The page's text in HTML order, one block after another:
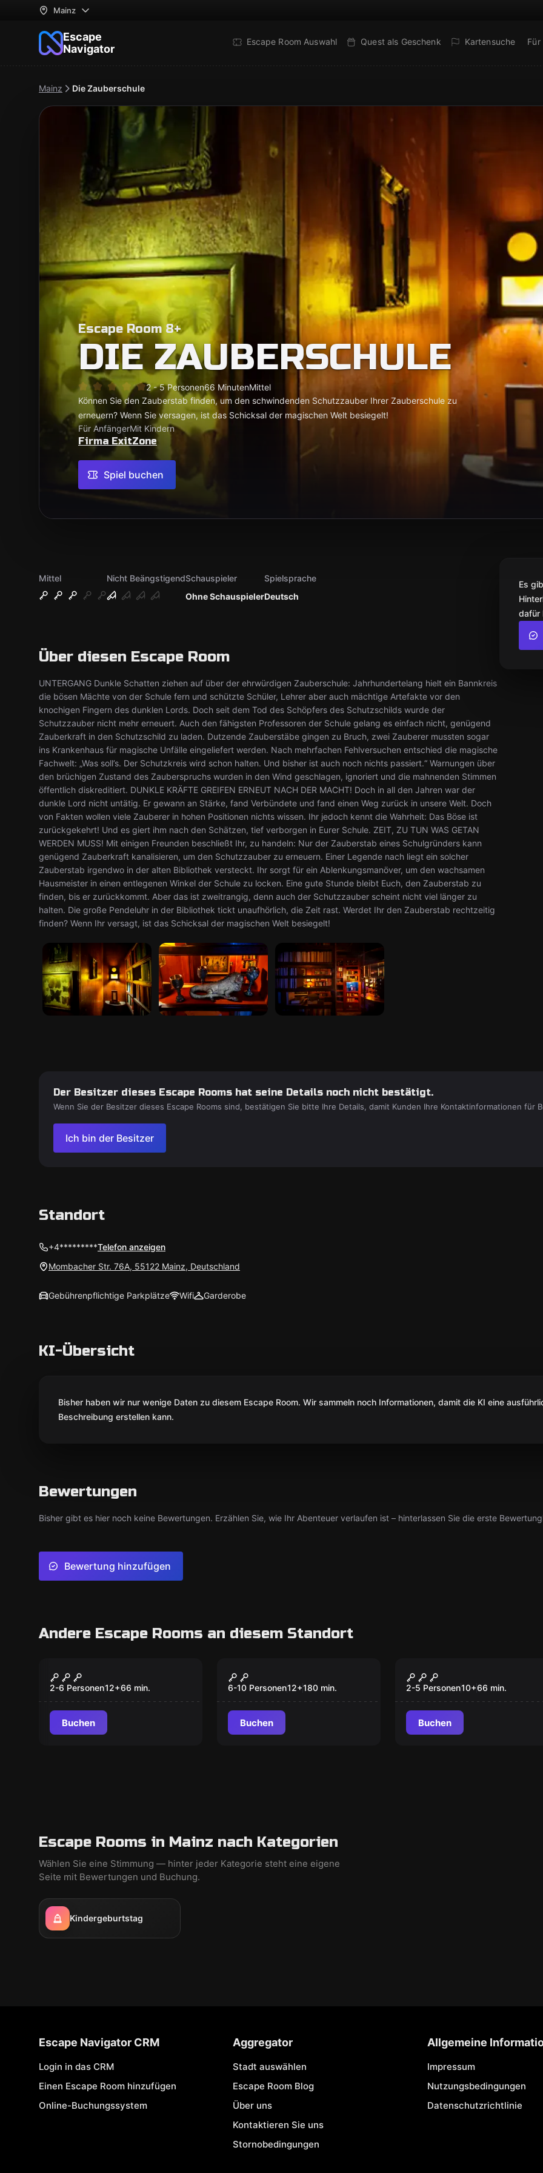
Mainz
Escape
Navigator
Escape Room Auswahl Quest als Geschenk Kartensuche Für
Mainz Die Zauberschule
Escape Room 8+
DIE ZAUBERSCHULE
2 - 5 Personen66 MinutenMittel
Können Sie den Zauberstab finden, um den schwindenden Schutzzauber Ihrer Zauberschule zu
erneuern? Wenn Sie versagen, ist das Schicksal der magischen Welt besiegelt!
Für AnfängerMit Kindern
Firma ExitZone
Spiel buchen
Mittel
Nicht Beängstigend
Ohne Schauspieler
Schauspieler
Deutsch
Spielsprache
Über diesen Escape Room
UNTERGANG Dunkle Schatten ziehen auf über der ehrwürdigen Zauberschule: Jahrhundertelang hielt ein Bannkreis
die bösen Mächte von der Schule fern und schützte Schüler, Lehrer aber auch mächtige Artefakte vor den
knochigen Fingern des dunklen Lords. Doch seit dem Tod des Schöpfers des Schutzschilds wurde der
Schutzzauber nicht mehr erneuert. Auch den fähigsten Professoren der Schule gelang es einfach nicht, genügend
Zauberkraft in den Schutzschild zu laden. Dutzende Zauberstäbe gingen zu Bruch, zwei Zauberer mussten sogar
ins Krankenhaus für magische Unfälle eingeliefert werden. Nach mehrfachen Fehlversuchen entschied die magische
Fachwelt: „Was soll’s. Der Schutzkreis wird schon halten. Und bisher ist auch noch nichts passiert.“ Warnungen über
den brüchigen Zustand des Zauberspruchs wurden in den Wind geschlagen, ignoriert und die mahnenden Stimmen
öffentlich diskreditiert. DUNKLE KRÄFTE GREIFEN ERNEUT NACH DER MACHT! Doch in all den Jahren war der
dunkle Lord nicht untätig. Er gewann an Stärke, fand Verbündete und fand einen Weg zurück in unsere Welt. Doch
von Fakten wollen viele Zauberer in hohen Positionen nichts wissen. Ihr jedoch kennt die Wahrheit: Das Böse ist
zurückgekehrt! Und es giert ihm nach den Schätzen, tief verborgen in Eurer Schule. ZEIT, ZU TUN WAS GETAN
WERDEN MUSS! Mit einigen Freunden beschließt Ihr, zu handeln: Nur der Zauberstab eines Schulgründers kann
genügend Zauberkraft kanalisieren, um den Schutzzauber zu erneuern. Einer Legende nach liegt ein solcher
Zauberstab irgendwo in der alten Bibliothek versteckt. Ihr sorgt für ein Ablenkungsmanöver, um den wachsamen
Hausmeister in einen entlegenen Winkel der Schule zu locken. Eine gute Stunde bleibt Euch, den Zauberstab zu
finden, bis er zurückkommt. Aber das ist zweitrangig, denn auch der Schutzzauber scheint nicht viel länger zu
halten. Die große Pendeluhr in der Bibliothek tickt unaufhörlich, die Zeit rast. Werdet Ihr den Zauberstab rechtzeitig
finden? Wenn Ihr versagt, ist das Schicksal der magischen Welt besiegelt!
Es
dafür
Der Besitzer dieses Escape Rooms hat seine Details noch nicht bestätigt.
Wenn Sie der Besitzer dieses Escape Rooms sind, bestätigen Sie bitte Ihre Details, damit Kunden Ihre Kontaktinformationen für
Ich bin der Besitzer
Standort
+4*********Telefon anzeigen
Mombacher Str. 76A, 55122 Mainz, Deutschland
Gebührenpflichtige Parkplätze Wifi Garderobe
KI-Übersicht
Bisher haben wir nur wenige Daten zu diesem Escape Room. Wir sammeln noch Informationen, damit die KI eine
Beschreibung erstellen kann.
Bewertungen
Bisher gibt es hier noch keine Bewertungen. Erzählen Sie, wie Ihr Abenteuer verlaufen ist – hinterlassen Sie die erste
Bewertung hinzufügen
Andere Escape Rooms an diesem Standort
Der Angriff X
2-6 Personen12+66 min.
Buchen
Neu
Beat the Boss
6-10 Personen12+180 min.
Buchen
Das Geheimnis der
Mönche
2-5 Personen10+66 min.
Buchen
Escape Rooms in Mainz nach Kategorien
Wählen Sie eine Stimmung — hinter jeder Kategorie steht eine eigene
Seite mit Bewertungen und Buchung.
Kindergeburtstag
Escape Navigator CRM
Login in das CRM
Einen Escape Room hinzufügen
Online-Buchungssystem
Aggregator
Stadt auswählen
Escape Room Blog
Über uns
Kontaktieren Sie uns
Stornobedingungen
Allgemeine
Impressum
Nutzungsbedingungen
Datenschutzrichtlinie